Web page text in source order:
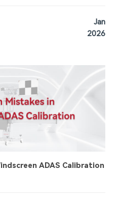
Jan
2026
ADAS Calibration